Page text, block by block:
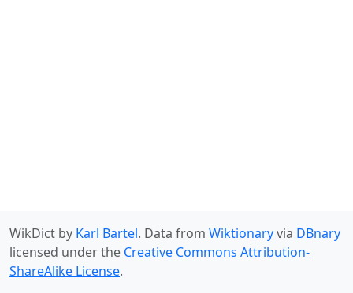
WikDict by Karl Bartel. Data from Wiktionaryvia DBnary
licensed under the Creative Commons Attribution-
ShareAlike License.